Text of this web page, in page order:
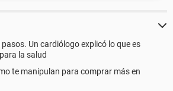
Un cardiólogo explicó lo que es
la salud
te manipulan para comprar más en